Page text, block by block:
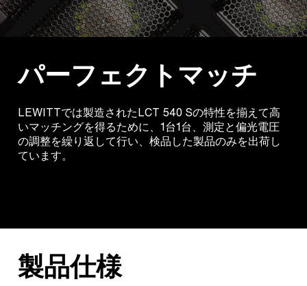
パーフェクトマッチ
LEWITTでは製造されたLCT 540 Sの特性を揃えて高
いマッチングを得るために、1台1台、測定と偏光電圧
の調整を繰り返して行い、検品した製品のみを出荷し
ています。
製品仕様